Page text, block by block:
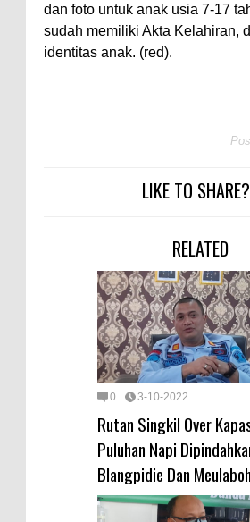
dan foto untuk anak usia 7-17
sudah memiliki Akta Kelahiran,
identitas anak. (red).
LIKE TO SHARE?
RELATED
0 3-10-2022
Rutan Singkil Over
Puluhan Napi
Blangpidie Dan Meulaboh